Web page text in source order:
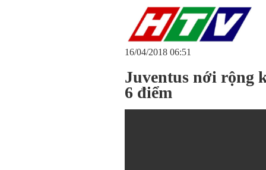
16/04/2018 06:51
Juventus nới rộng
6 điểm